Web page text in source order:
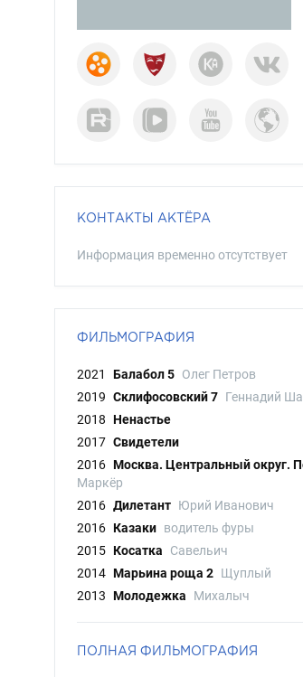
КОНТАКТЫ АКТЁРА
Информация временно отсутствует
ФИЛЬМОГРАФИЯ
2021 Балабол 5 Олег Петров
2019 Склифосовский 7 Геннадий
2018 Ненастье
2017 Свидетели
2016 Москва. Центральный округ.
Маркёр
2016 Дилетант Юрий Иванович
2016 Казаки водитель фуры
2015 Косатка
Савельич
2014 Марьина роща 2 Щуплый
2013 Молодежка Михалыч
ПОЛНАЯ ФИЛЬМОГРАФИЯ